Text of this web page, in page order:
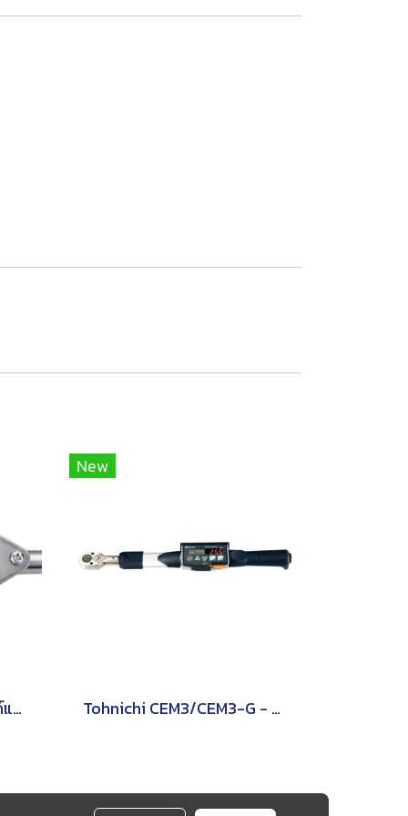
Tohnichi T-S ประแจปอนด์แบบหน้าปัดชนิดด้ามจับรูปตัว T
New
Tohnichi CEM3/CEM3-G - ประแจวัดแรงบิดแบบอ่านค่าโดยตรง